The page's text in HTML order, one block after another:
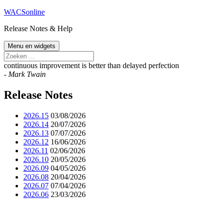
Spring
de
WACSonline
Release Notes & Help
Menu en widgets
Zoeken
naar:
continuous improvement is better than delayed perfection
- Mark Twain
Release Notes
2026.15 03/08/2026
2026.14 20/07/2026
2026.13 07/07/2026
2026.12 16/06/2026
2026.11 02/06/2026
2026.10 20/05/2026
2026.09 04/05/2026
2026.08 20/04/2026
2026.07 07/04/2026
2026.06 23/03/2026